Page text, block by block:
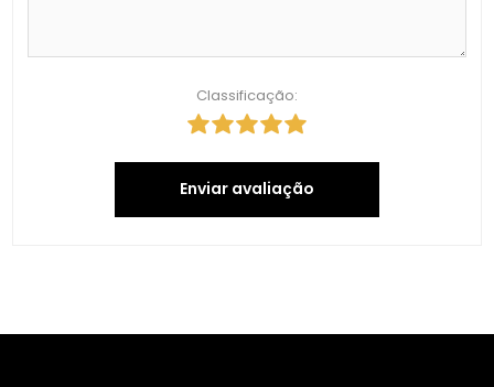
Classificação:
Enviar avaliação